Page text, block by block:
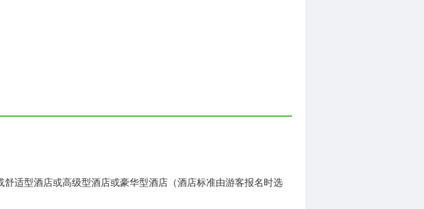
适型酒店或高级型酒店或豪华型酒店（酒店标准由游客报名时选